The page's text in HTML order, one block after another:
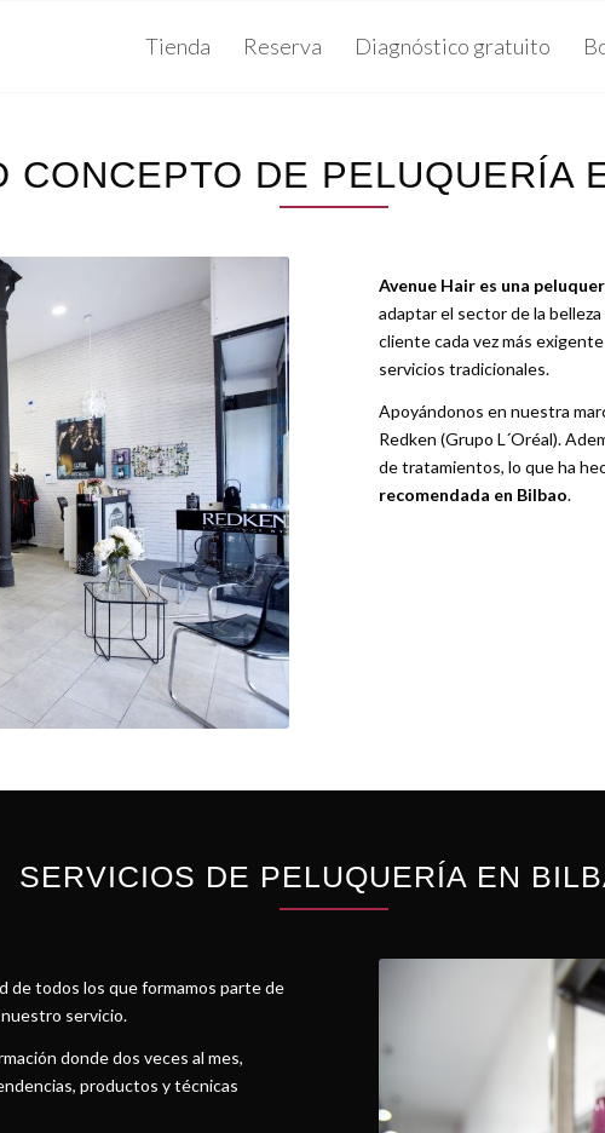
Tienda Reserva Diagnóstico gratuito
CONCEPTO DE PELUQUERÍA
Avenue Hair es una
adaptar el sector de la
cliente cada vez más
servicios tradicionales.
Apoyándonos en nuestra
Redken (Grupo L´Oréal).
de tratamientos, lo que ha
recomendada en Bilbao.
SERVICIOS DE PELUQUERÍA EN
de todos los que formamos parte de
servicio.
donde dos veces al mes,
productos y técnicas